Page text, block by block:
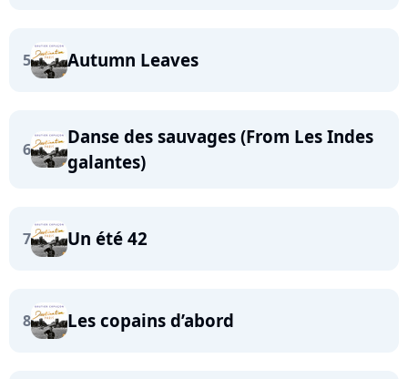
5 Autumn Leaves
6
Danse des sauvages (From Les Indes
galantes)
7 Un été 42
8 Les copains d’abord